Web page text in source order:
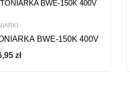
BWE-150K 400V
zł